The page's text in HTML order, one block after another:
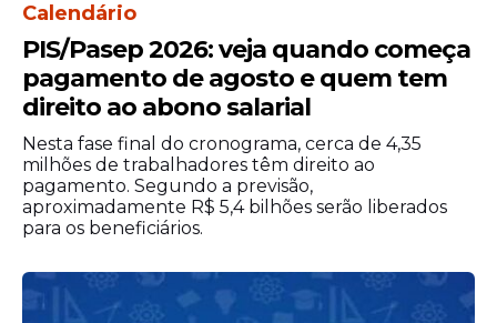
Calendário
PIS/Pasep 2026: veja quando começa
pagamento de agosto e quem tem
direito ao abono salarial
Nesta fase final do cronograma, cerca de 4,35
milhões de trabalhadores têm direito ao
pagamento. Segundo a previsão,
aproximadamente R$ 5,4 bilhões serão liberados
para os beneficiários.